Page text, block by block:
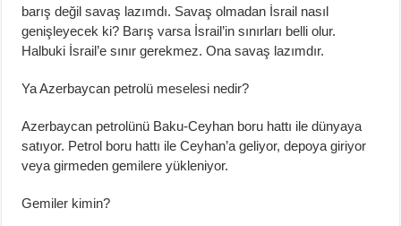
barış değil savaş lazımdı. Savaş olmadan İsrail nasıl
genişleyecek ki? Barış varsa İsrail’in sınırları belli olur.
Halbuki İsrail’e sınır gerekmez. Ona savaş lazımdır.
Ya Azerbaycan petrolü meselesi nedir?
Azerbaycan petrolünü Baku-Ceyhan boru hattı ile dünyaya
satıyor. Petrol boru hattı ile Ceyhan’a geliyor, depoya giriyor
veya girmeden gemilere yükleniyor.
Gemiler kimin?